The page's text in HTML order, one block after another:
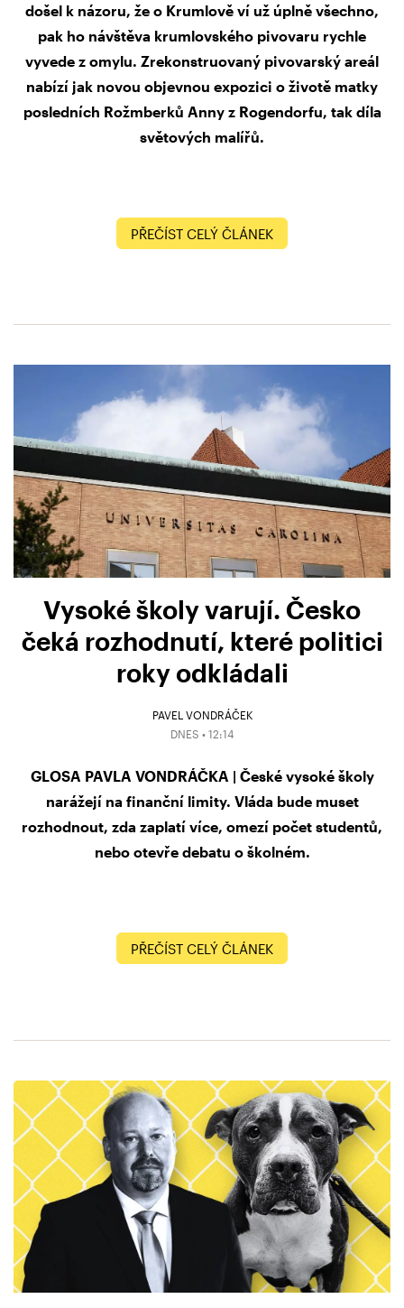
došel k názoru, že o Krumlově ví už úplně všechno,
pak ho návštěva krumlovského pivovaru rychle
vyvede z omylu. Zrekonstruovaný pivovarský areál
nabízí jak novou objevnou expozici o životě matky
posledních Rožmberků Anny z Rogendorfu, tak díla
světových malířů.
PŘEČÍST CELÝ ČLÁNEK
Vysoké školy varují. Česko
čeká rozhodnutí, které politici
roky odkládali
PAVEL VONDRÁČEK
DNES • 12:14
GLOSA PAVLA VONDRÁČKA | České vysoké školy
narážejí na finanční limity. Vláda bude muset
rozhodnout, zda zaplatí více, omezí počet studentů,
nebo otevře debatu o školném.
PŘEČÍST CELÝ ČLÁNEK